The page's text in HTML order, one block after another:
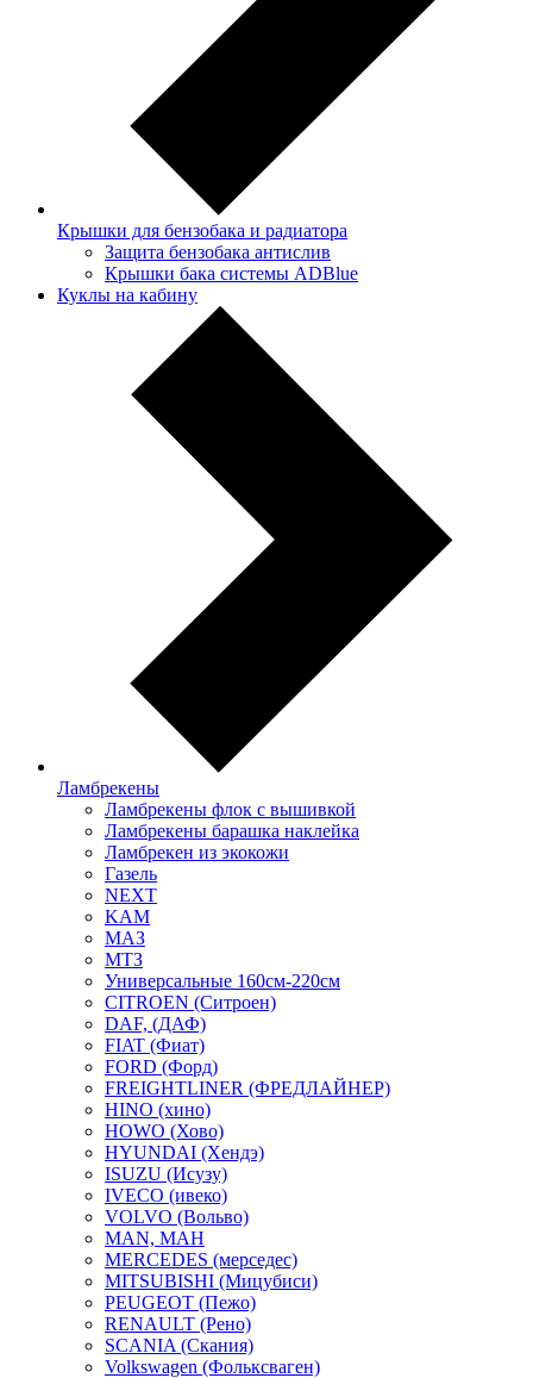
Крышки для бензобака и радиатора
Защита бензобака антислив
Крышки бака системы ADBlue
Куклы на кабину
Ламбрекены
Ламбрекены флок с вышивкой
Ламбрекены барашка наклейка
Ламбрекен из экокожи
Газель
NEXT
KAM
МАЗ
МТЗ
Универсальные 160см-220см
CITROEN (Ситроен)
DAF, (ДАФ)
FIAT (Фиат)
FORD (Форд)
FREIGHTLINER (ФРЕДЛАЙНЕР)
HINO (хино)
HOWO (Хово)
HYUNDAI (Хендэ)
ISUZU (Исузу)
IVECO (ивеко)
VOLVO (Вольво)
MAN, МАН
MERCEDES (мерседес)
MITSUBISHI (Мицубиси)
PEUGEOT (Пежо)
RENAULT (Рено)
SCANIA (Скания)
Volkswagen (Фольксваген)